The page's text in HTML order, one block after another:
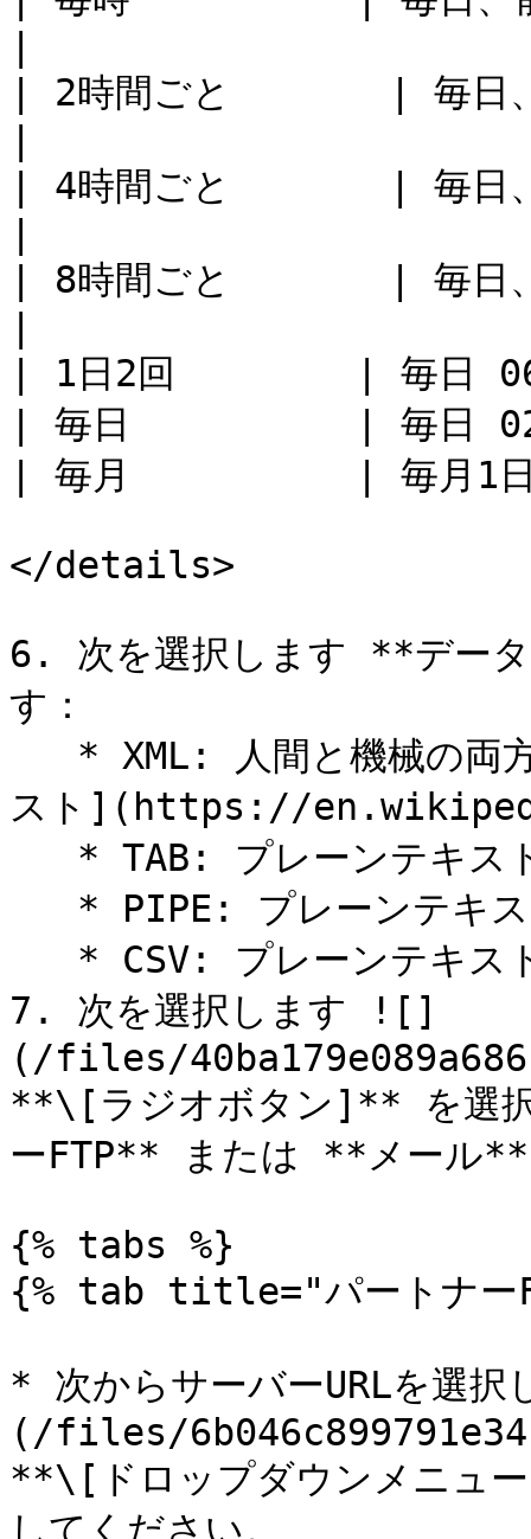
| 2時間ごと       | 毎日、
| 4時間ごと       | 毎日、
| 8時間ごと       | 毎日、
| 1日2回        | 毎日
| 毎日          | 毎日
| 毎月          | 毎月1
</details>
6. 次を選択します **デー
す：
スト](https://
7. 次を選択します ![]
(/files/
**\[ラジオボタン]** を選
ーFTP** または **メール
{% tabs %}
{% tab title="パートナー
* 次からサーバーURLを選
(/files/
**\[ドロップダウンメニュ
してください。